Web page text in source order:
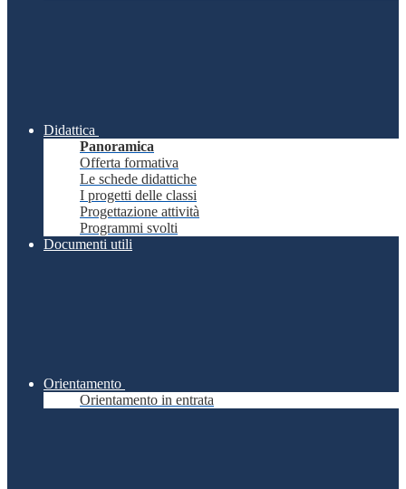
Didattica
Panoramica
Offerta formativa
Le schede didattiche
I progetti delle classi
Progettazione attività
Programmi svolti
Documenti utili
Orientamento
Orientamento in entrata